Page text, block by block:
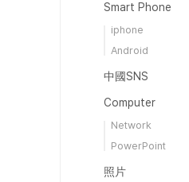
Smart Phone
iphone
Android
中國SNS
Computer
Network
PowerPoint
照片